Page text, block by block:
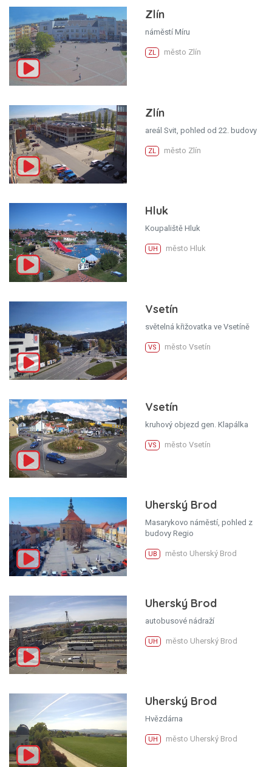
Zlín
náměstí Míru
ZL město Zlín
Zlín
areál Svit, pohled od 22. budovy
ZL město Zlín
Hluk
Koupaliště Hluk
UH město Hluk
Vsetín
světelná křižovatka ve Vsetíně
VS město Vsetín
Vsetín
kruhový objezd gen. Klapálka
VS město Vsetín
Uherský Brod
Masarykovo náměstí, pohled z
budovy Regio
UB město Uherský Brod
Uherský Brod
autobusové nádraží
UH město Uherský Brod
Uherský Brod
Hvězdárna
UH město Uherský Brod